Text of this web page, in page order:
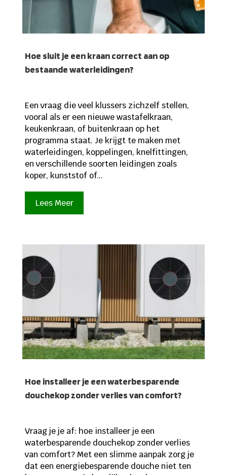
Hoe sluit je een kraan correct aan op
bestaande waterleidingen?
Een vraag die veel klussers zichzelf stellen,
vooral als er een nieuwe wastafelkraan,
keukenkraan, of buitenkraan op het
programma staat. Je krijgt te maken met
waterleidingen, koppelingen, knelfittingen,
en verschillende soorten leidingen zoals
koper, kunststof of...
Lees Meer
Hoe installeer je een waterbesparende
douchekop zonder verlies van comfort?
Vraag je je af: hoe installeer je een
waterbesparende douchekop zonder verlies
van comfort? Met een slimme aanpak zorg je
dat een energiebesparende douche niet ten